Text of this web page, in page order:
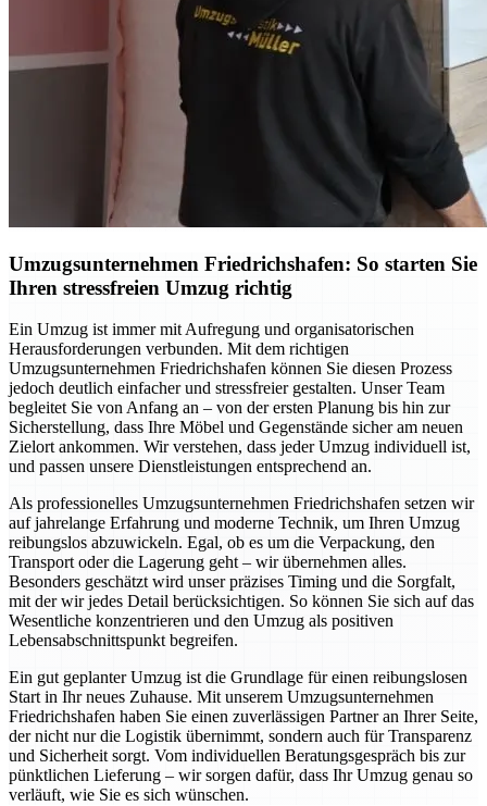
Umzugsunternehmen Friedrichshafen: So starten Sie
Ihren stressfreien Umzug richtig
Ein Umzug ist immer mit Aufregung und organisatorischen
Herausforderungen verbunden. Mit dem richtigen
Umzugsunternehmen Friedrichshafen können Sie diesen Prozess
jedoch deutlich einfacher und stressfreier gestalten. Unser Team
begleitet Sie von Anfang an – von der ersten Planung bis hin zur
Sicherstellung, dass Ihre Möbel und Gegenstände sicher am neuen
Zielort ankommen. Wir verstehen, dass jeder Umzug individuell ist,
und passen unsere Dienstleistungen entsprechend an.
Als professionelles Umzugsunternehmen Friedrichshafen setzen wir
auf jahrelange Erfahrung und moderne Technik, um Ihren Umzug
reibungslos abzuwickeln. Egal, ob es um die Verpackung, den
Transport oder die Lagerung geht – wir übernehmen alles.
Besonders geschätzt wird unser präzises Timing und die Sorgfalt,
mit der wir jedes Detail berücksichtigen. So können Sie sich auf das
Wesentliche konzentrieren und den Umzug als positiven
Lebensabschnittspunkt begreifen.
Ein gut geplanter Umzug ist die Grundlage für einen reibungslosen
Start in Ihr neues Zuhause. Mit unserem Umzugsunternehmen
Friedrichshafen haben Sie einen zuverlässigen Partner an Ihrer Seite,
der nicht nur die Logistik übernimmt, sondern auch für Transparenz
und Sicherheit sorgt. Vom individuellen Beratungsgespräch bis zur
pünktlichen Lieferung – wir sorgen dafür, dass Ihr Umzug genau so
verläuft, wie Sie es sich wünschen.